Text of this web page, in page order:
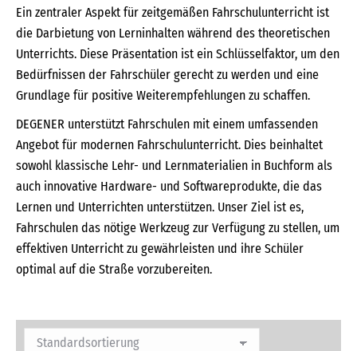
Ein zentraler Aspekt für zeitgemäßen Fahrschulunterricht ist
die Darbietung von Lerninhalten während des theoretischen
Unterrichts. Diese Präsentation ist ein Schlüsselfaktor, um den
Bedürfnissen der Fahrschüler gerecht zu werden und eine
Grundlage für positive Weiterempfehlungen zu schaffen.
DEGENER unterstützt Fahrschulen mit einem umfassenden
Angebot für modernen Fahrschulunterricht. Dies beinhaltet
sowohl klassische Lehr- und Lernmaterialien in Buchform als
auch innovative Hardware- und Softwareprodukte, die das
Lernen und Unterrichten unterstützen. Unser Ziel ist es,
Fahrschulen das nötige Werkzeug zur Verfügung zu stellen, um
effektiven Unterricht zu gewährleisten und ihre Schüler
optimal auf die Straße vorzubereiten.